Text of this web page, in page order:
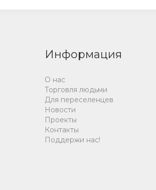
Информация
О нас
Торговля людьми
Для переселенцев
Новости
Проекты
Контакты
Поддержи нас!